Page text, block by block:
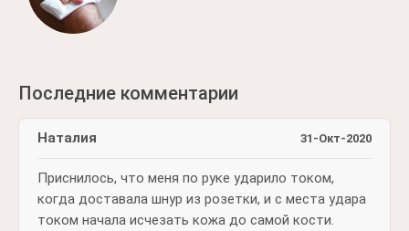
Последние комментарии
31-Окт-2020
Наталия
Приснилось, что меня по руке ударило током,
когда доставала шнур из розетки, и с места удара
током начала исчезать кожа до самой кости.